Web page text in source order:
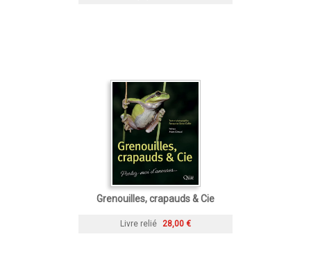
Grenouilles, crapauds & Cie
Livre relié 28,00 €